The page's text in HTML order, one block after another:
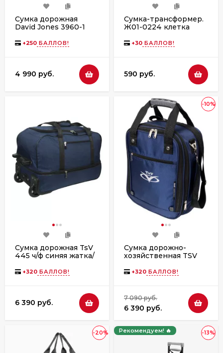
Сумка дорожная
David Jones 3960-1
+250 БАЛЛОВ!
4 990 руб.
Сумка-трансформер.
Ж01-0224 клетка
+30 БАЛЛОВ!
590 руб.
Сумка дорожная TsV
445 ч/ф синяя жатка/
+320 БАЛЛОВ!
6 390 руб.
-10%
Сумка дорожно-
хозяйственная TSV
+320 БАЛЛОВ!
7 090 руб.
6 390 руб.
-20% -13%
Рекомендуем! 🔥